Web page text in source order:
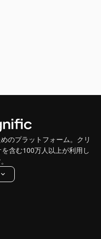
のプラットフォーム。クリ
含む100万人以上が利用し